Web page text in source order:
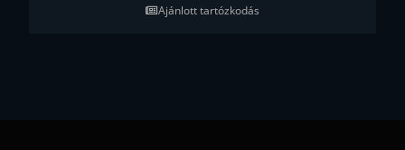
Ajánlott tartózkodás